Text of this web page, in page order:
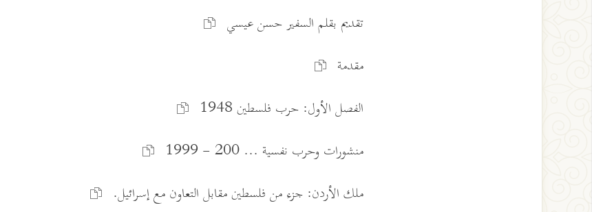
تقديم بقلم السفير حسن عيسي
مقدمة
الفصل الأول: حرب فلسطين 1948
منشورات وحرب نفسية ... 200 - 1999
ملك الأردن: جزء من فلسطين مقابل التعاون مع إسرائيل.